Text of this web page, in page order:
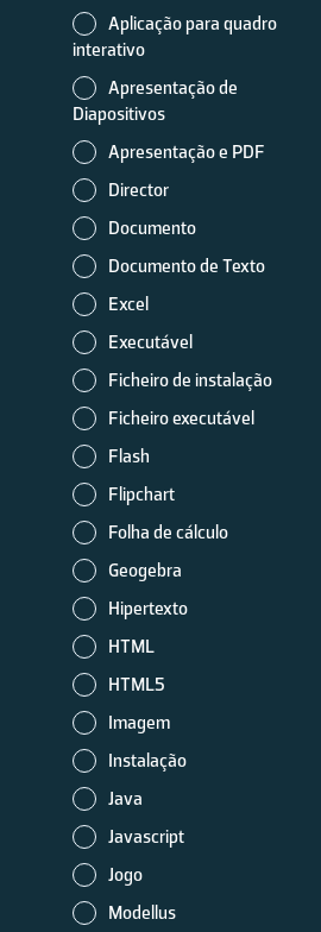
Aplicação para quadro
interativo
Apresentação de
Diapositivos
Apresentação e PDF
Director
Documento
Documento de Texto
Excel
Executável
Ficheiro de instalação
Ficheiro executável
Flash
Flipchart
Folha de cálculo
Geogebra
Hipertexto
HTML
HTML5
Imagem
Instalação
Java
Javascript
Jogo
Modellus